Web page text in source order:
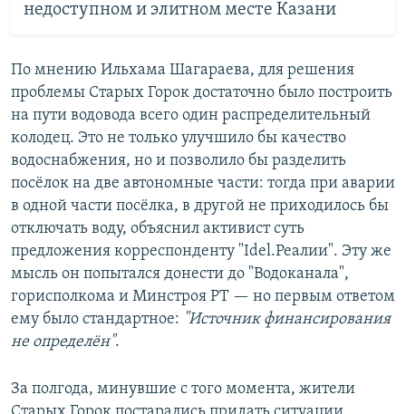
недоступном и элитном месте Казани
По мнению Ильхама Шагараева, для решения
проблемы Старых Горок достаточно было построить
на пути водовода всего один распределительный
колодец. Это не только улучшило бы качество
водоснабжения, но и позволило бы разделить
посёлок на две автономные части: тогда при аварии
в одной части посёлка, в другой не приходилось бы
отключать воду, объяснил активист суть
предложения корреспонденту "Idel.Реалии". Эту же
мысль он попытался донести до "Водоканала",
горисполкома и Минстроя РТ — но первым ответом
ему было стандартное: "Источник финансирования
не определён".
За полгода, минувшие с того момента, жители